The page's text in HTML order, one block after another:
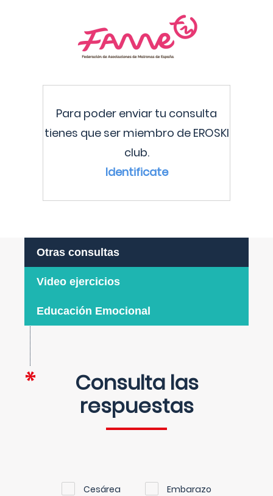
Para poder enviar tu consulta
tienes que ser miembro de EROSKI
club.
Identificate
Otras consultas
Video ejercicios
Educación Emocional
Consulta las
respuestas
Cesárea Embarazo